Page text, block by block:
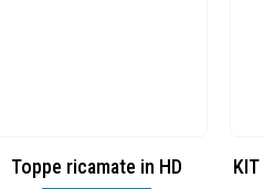
KIT CAMP 100 2026_perso